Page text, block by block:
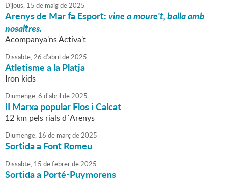
Dijous, 15 de maigde2025
Arenys de Mar fa Esport:vine a moure't, balla amb
nosaltres.
Acompanya'ns Activa't
Dissabte,26 d'abril de2025
Atletisme a la Platja
Iron kids
Diumenge,6 d'abril de2025
II Marxa popular Flos i Calcat
12 km pels rials d´Arenys
Diumenge, 16 de marçde2025
Sortida a Font Romeu
Dissabte, 15 defebrerde2025
Sortida a Porté-Puymorens